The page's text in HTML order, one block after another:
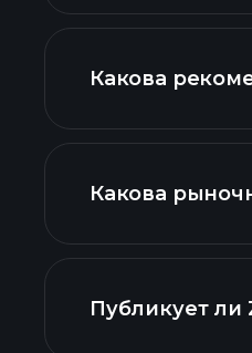
Какова
Какова
Публикует ли